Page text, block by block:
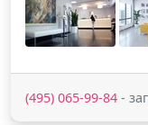
(495) 065-99-84 -